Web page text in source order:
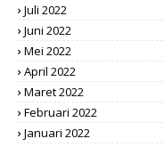
Juli 2022
Juni 2022
Mei 2022
April 2022
Maret 2022
Februari 2022
Januari 2022